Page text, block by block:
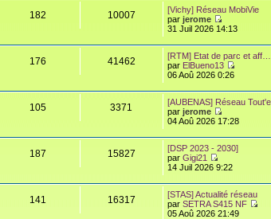
182 10007
[Vichy] Réseau MobiVie
parjerome
31 Juil 2026 14:13
176 41462
[RTM] Etat de parc et aff…
par ElBueno13
06 Aoû 2026 0:26
105 3371
[AUBENAS] Réseau
parjerome
04 Aoû 2026 17:28
187 15827
[DSP 2023 - 2030]
parGigi21
14 Juil 2026 9:22
141 16317
[STAS] Actualité réseau
parSETRA S415 NF
05 Aoû 2026 21:49